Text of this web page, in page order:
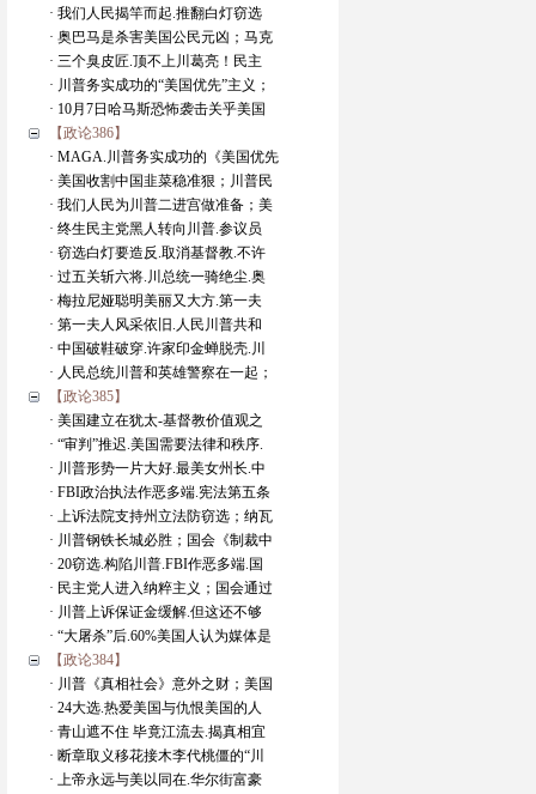
· 我们人民揭竿而起.推翻白灯窃选
· 奥巴马是杀害美国公民元凶；马克
· 三个臭皮匠.顶不上川葛亮！民主
· 川普务实成功的“美国优先”主义；
· 10月7日哈马斯恐怖袭击关乎美国
【政论386】
· MAGA.川普务实成功的《美国优先
· 美国收割中国韭菜稳准狠；川普民
· 我们人民为川普二进宫做准备；美
· 终生民主党黑人转向川普.参议员
· 窃选白灯要造反.取消基督教.不许
· 过五关斩六将.川总统一骑绝尘.奥
· 梅拉尼娅聪明美丽又大方.第一夫
· 第一夫人风采依旧.人民川普共和
· 中国破鞋破穿.许家印金蝉脱壳.川
· 人民总统川普和英雄警察在一起；
【政论385】
· 美国建立在犹太-基督教价值观之
· “审判”推迟.美国需要法律和秩序.
· 川普形势一片大好.最美女州长.中
· FBI政治执法作恶多端.宪法第五条
· 上诉法院支持州立法防窃选；纳瓦
· 川普钢铁长城必胜；国会《制裁中
· 20窃选.构陷川普.FBI作恶多端.国
· 民主党人进入纳粹主义；国会通过
· 川普上诉保证金缓解.但这还不够
· “大屠杀”后.60%美国人认为媒体是
【政论384】
· 川普《真相社会》意外之财；美国
· 24大选.热爱美国与仇恨美国的人
· 青山遮不住 毕竟江流去.揭真相宜
· 断章取义移花接木李代桃僵的“川
· 上帝永远与美以同在.华尔街富豪